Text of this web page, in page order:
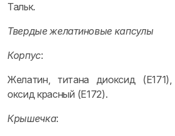
Тальк.
Твердые желатиновые капсулы
Корпус:
Желатин, титана диоксид
оксид красный (E172).
Крышечка: